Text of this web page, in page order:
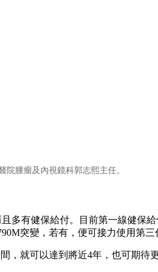
院腫瘤及內視鏡科郭志熙主任。
多有健保給付。目前第一線健保
突變，若有，便可接力使用第三
，就可以達到將近4年，也可期待